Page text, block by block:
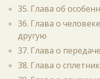
35. Глава об
36. Глава о
другую
37. Глава о
38. Глава о